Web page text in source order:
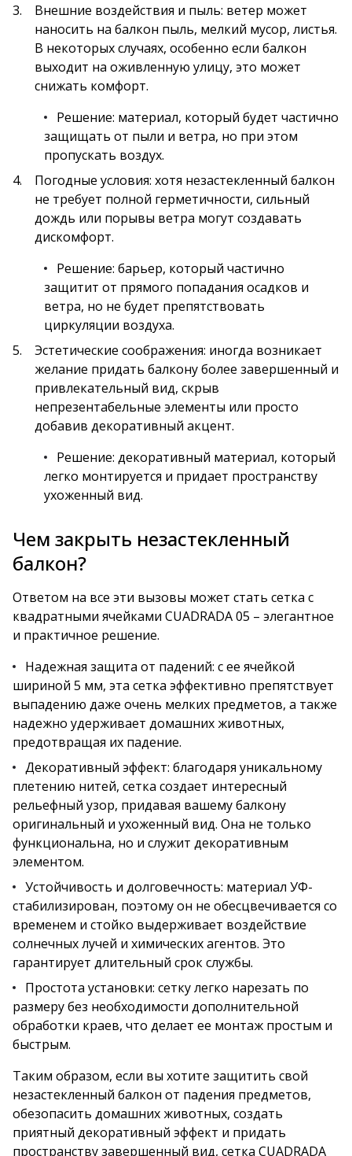
Внешние воздействия и пыль: ветер может
наносить на балкон пыль, мелкий мусор, листья.
В некоторых случаях, особенно если балкон
выходит на оживленную улицу, это может
снижать комфорт.
Решение: материал, который будет частично
защищать от пыли и ветра, но при этом
пропускать воздух.
Погодные условия: хотя незастекленный балкон
не требует полной герметичности, сильный
дождь или порывы ветра могут создавать
дискомфорт.
Решение: барьер, который частично
защитит от прямого попадания осадков и
ветра, но не будет препятствовать
циркуляции воздуха.
Эстетические соображения: иногда возникает
желание придать балкону более завершенный и
привлекательный вид, скрыв
непрезентабельные элементы или просто
добавив декоративный акцент.
Решение: декоративный материал, который
легко монтируется и придает пространству
ухоженный вид.
Чем закрыть незастекленный
балкон?
Ответом на все эти вызовы может стать сетка с
квадратными ячейками CUADRADA 05 – элегантное
и практичное решение.
Надежная защита от падений: с ее ячейкой
шириной 5 мм, эта сетка эффективно препятствует
выпадению даже очень мелких предметов, а также
надежно удерживает домашних животных,
предотвращая их падение.
Декоративный эффект: благодаря уникальному
плетению нитей, сетка создает интересный
рельефный узор, придавая вашему балкону
оригинальный и ухоженный вид. Она не только
функциональна, но и служит декоративным
элементом.
Устойчивость и долговечность: материал УФ-
стабилизирован, поэтому он не обесцвечивается со
временем и стойко выдерживает воздействие
солнечных лучей и химических агентов. Это
гарантирует длительный срок службы.
Простота установки: сетку легко нарезать по
размеру без необходимости дополнительной
обработки краев, что делает ее монтаж простым и
быстрым.
Таким образом, если вы хотите защитить свой
незастекленный балкон от падения предметов,
обезопасить домашних животных, создать
приятный декоративный эффект и придать
пространству завершенный вид, сетка CUADRADA